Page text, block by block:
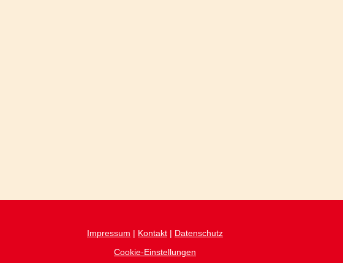
Impressum | Kontakt | Datenschutz
Cookie-Einstellungen